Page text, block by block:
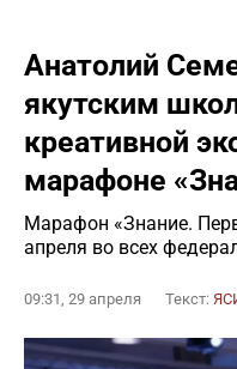
Анатолий
якутским
креативной
марафоне
Марафон «Знание.
апреля во всех
09:31, 29 апреля Текст: